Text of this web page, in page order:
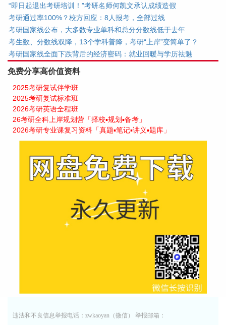
“即日起退出考研培训！”考研名师何凯文承认成绩造假
考研通过率100%？校方回应：8人报考，全部过线
考研国家线公布，大多数专业单科和总分分数线低于去年
考生数、分数线双降，13个学科普降，考研“上岸”变简单了？
考研国家线全面下跌背后的经济密码：就业回暖与学历祛魅
免费分享高价值资料
2025考研复试伴学班
2025考研复试标准班
2026考研英语全程班
26考研全科上岸规划营「择校▪规划▪备考」
2026考研专业课复习资料「真题▪笔记▪讲义▪题库」
违法和不良信息举报电话：zwkaoyan（微信） 举报邮箱：